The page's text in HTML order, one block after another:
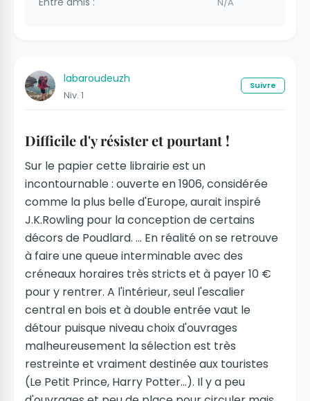
labaroudeuzh
Niv. 1
Suivre
Difficile d'y résister et pourtant !
Sur le papier cette librairie est un
incontournable : ouverte en 1906, considérée
comme la plus belle d'Europe, aurait inspiré
J.K.Rowling pour la conception de certains
décors de Poudlard. ... En réalité on se retrouve
à faire une queue interminable avec des
créneaux horaires très stricts et à payer 10 €
pour y rentrer. A l'intérieur, seul l'escalier
central en bois et à double entrée vaut le
détour puisque niveau choix d'ouvrages
malheureusement la sélection est très
restreinte et vraiment destinée aux touristes
(Le Petit Prince, Harry Potter...). Il y a peu